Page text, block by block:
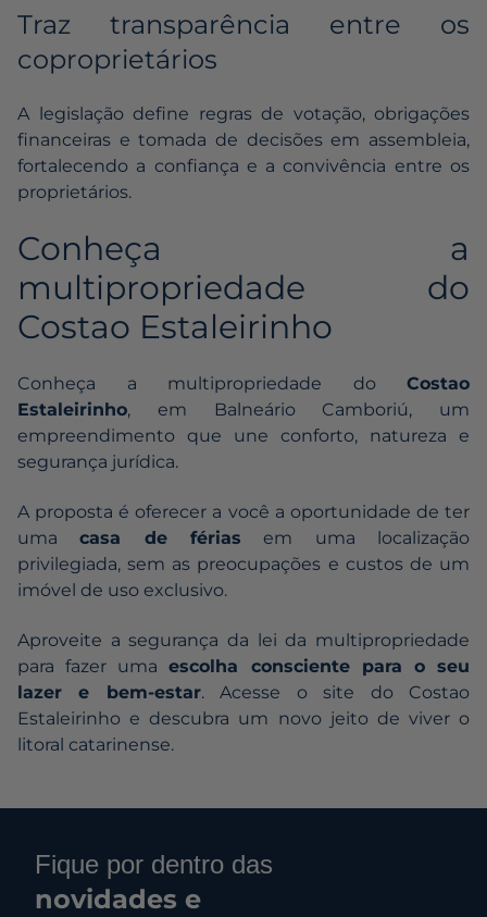
Traz transparência entre os
coproprietários
A legislação define regras de votação, obrigações
financeiras e tomada de decisões em assembleia,
fortalecendo a confiança e a convivência entre os
proprietários.
Conheça a
multipropriedade do
Costao Estaleirinho
Conheça a multipropriedade do Costao
Estaleirinho, em Balneário Camboriú, um
empreendimento que une conforto, natureza e
segurança jurídica.
A proposta é oferecer a você a oportunidade de ter
umacasa de férias em uma localização
privilegiada, sem as preocupações e custos de um
imóvel de uso exclusivo.
Aproveite a segurança da lei da multipropriedade
para fazer umaescolha consciente para o seu
lazer e bem-estar. Acesse o site do Costao
Estaleirinho e descubra um novo jeito de viver o
litoral catarinense.
Fique por dentro das
novidades e